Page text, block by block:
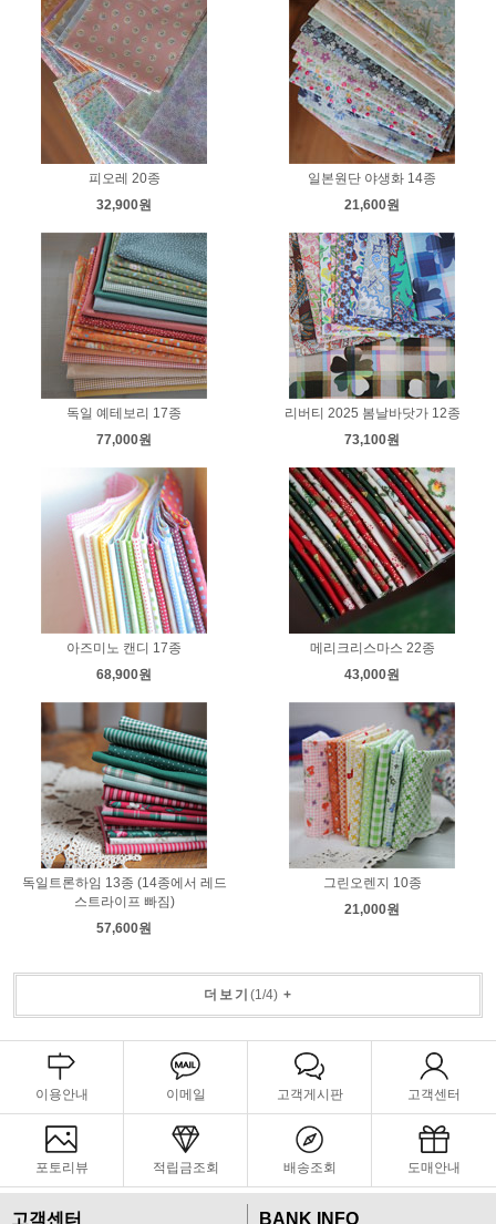
피오레 20종
32,900원
일본원단 야생화 14종
21,600원
독일 예테보리 17종
77,000원
리버티 2025 봄날바닷가 12종
73,100원
아즈미노 캔디 17종
68,900원
메리크리스마스 22종
43,000원
독일트론하임 13종 (14종에서 레드
스트라이프 빠짐)
57,600원
그린오렌지 10종
21,000원
더보기 (1 /4)+
이용안내 이메일 고객게시판 고객센터
포토리뷰 적립금조회 배송조회 도매안내
고객센터 BANK INFO